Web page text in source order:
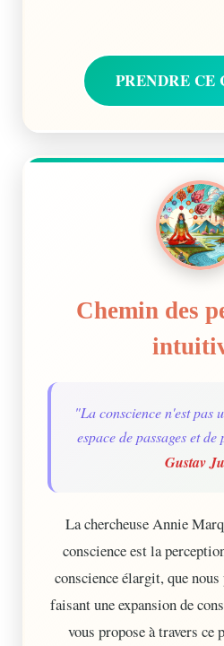
PRENDRE
Chemin des
"La conscience n'est pas
espace de passages et
Gustav
La chercheuse Annie
conscience est la
conscience élargit, que
faisant une expansion de
vous propose à travers ce